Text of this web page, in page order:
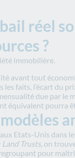
réel
?
immobilière.
avant tout
faits, l’écart du
due par
équivalent pourra
Etats-Unis dans
Land Trusts, on
pour